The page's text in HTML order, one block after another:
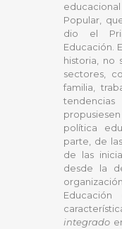
Popular,
dio el
Educación.
historia, no
sectores,
familia,
política
parte, de
de las
desde la
integrado